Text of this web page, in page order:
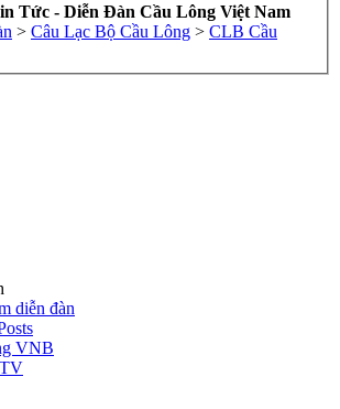
Tức - Diễn Đàn Cầu Lông Việt Nam
> Câu Lạc Bộ Cầu Lông > CLB Cầu
diễn đàn
VNB